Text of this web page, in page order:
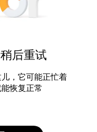
后重试
，它可能正忙着
恢复正常